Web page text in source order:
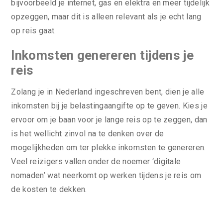
bijvoorbeeld je internet, gas en elektra en meer tijdelijk
opzeggen, maar dit is alleen relevant als je echt lang
op reis gaat.
Inkomsten genereren tijdens je
reis
Zolang je in Nederland ingeschreven bent, dien je alle
inkomsten bij je belastingaangifte op te geven. Kies je
ervoor om je baan voor je lange reis op te zeggen, dan
is het wellicht zinvol na te denken over de
mogelijkheden om ter plekke inkomsten te genereren.
Veel reizigers vallen onder de noemer ‘digitale
nomaden’ wat neerkomt op werken tijdens je reis om
de kosten te dekken.